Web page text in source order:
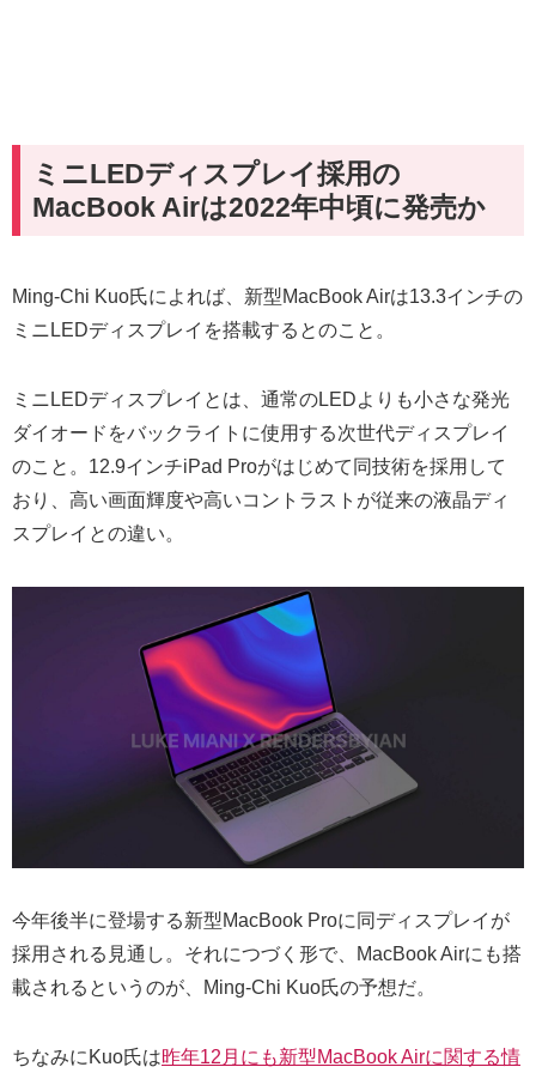
ミニLEDディスプレイ採用の
MacBook Airは2022年中頃に発売か
Ming-Chi Kuo氏によれば、新型MacBook Airは13.3インチの
ミニLEDディスプレイを搭載するとのこと。
ミニLEDディスプレイとは、通常のLEDよりも小さな発光
ダイオードをバックライトに使用する次世代ディスプレイ
のこと。12.9インチiPad Proがはじめて同技術を採用して
おり、高い画面輝度や高いコントラストが従来の液晶ディ
スプレイとの違い。
今年後半に登場する新型MacBook Proに同ディスプレイが
採用される見通し。それにつづく形で、MacBook Airにも搭
載されるというのが、Ming-Chi Kuo氏の予想だ。
ちなみにKuo氏は昨年12月にも新型MacBook Airに関する情